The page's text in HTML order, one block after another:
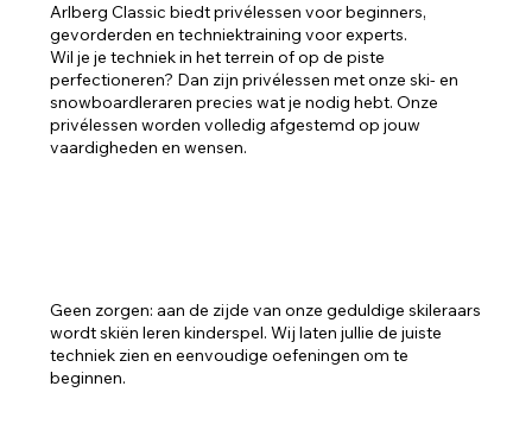
Arlberg Classic biedt privélessen voor beginners,
gevorderden en techniektraining voor experts.
Wil je je techniek in het terrein of op de piste
perfectioneren? Dan zijn privélessen met onze ski- en
snowboardleraren precies wat je nodig hebt. Onze
privélessen worden volledig afgestemd op jouw
vaardigheden en wensen.
Geen zorgen: aan de zijde van onze geduldige skileraars
wordt skiën leren kinderspel. Wij laten jullie de juiste
techniek zien en eenvoudige oefeningen om te
beginnen.